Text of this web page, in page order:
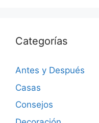
Categorías
Antes y Después
Casas
Consejos